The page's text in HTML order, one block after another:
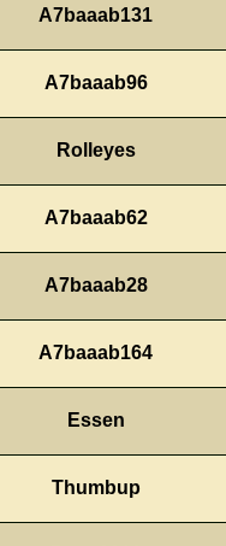
A7baaab131
A7baaab96
A7baaab62
A7baaab28
A7baaab164
Thumbup